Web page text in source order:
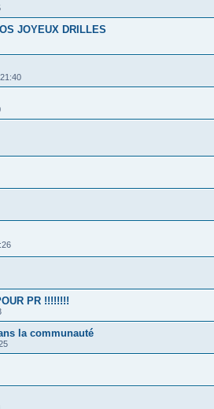
JOYEUX DRILLES
PR !!!!!!!!
la communauté